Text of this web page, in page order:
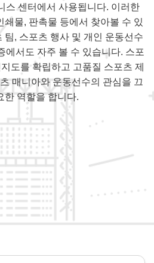
스 센터에서 사용됩니다. 이러한
쇄물, 판촉물 등에서 찾아볼 수 있
팀, 스포츠 행사 및 개인 운동선수
에서도 자주 볼 수 있습니다. 스포
도를 확립하고 고품질 스포츠 제
매니아와 운동선수의 관심을 끄
한 역할을 합니다.